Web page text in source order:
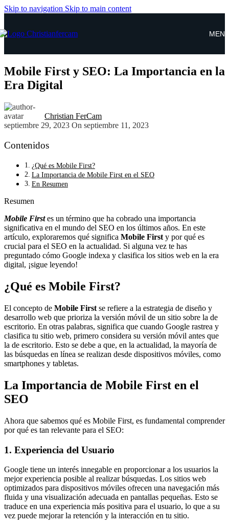
Skip to navigation Skip to main content
Mobile First y SEO: La Importancia en la
Era Digital
Christian FerCam
septiembre 29, 2023 On septiembre 11, 2023
Contenidos
¿Qué es Mobile First?
La Importancia de Mobile First en el SEO
En Resumen
Resumen
Mobile Firstes un término que ha cobrado una importancia
significativa en el mundo del SEO en los últimos años. En este
artículo, exploraremos qué significa Mobile First y por qué es
crucial para el SEO en la actualidad. Si alguna vez te has
preguntado cómo Google indexa y clasifica los sitios web en la era
digital, ¡sigue leyendo!
¿Qué es Mobile First?
El concepto de Mobile First se refiere a la estrategia de diseño y
desarrollo web que prioriza la versión móvil de un sitio sobre la de
escritorio. En otras palabras, significa que cuando Google rastrea y
clasifica tu sitio web, primero considera su versión móvil antes que
la de escritorio. Esto se debe a que, en la actualidad, la mayoría de
las búsquedas en línea se realizan desde dispositivos móviles, como
smartphones y tabletas.
La Importancia de Mobile First en el
SEO
Ahora que sabemos qué es Mobile First, es fundamental comprender
por qué es tan relevante para el SEO:
1. Experiencia del Usuario
Google tiene un interés innegable en proporcionar a los usuarios la
mejor experiencia posible al realizar búsquedas. Los sitios web
optimizados para dispositivos móviles ofrecen una navegación más
fluida y una visualización adecuada en pantallas pequeñas. Esto se
traduce en una experiencia más positiva para el usuario, lo que a su
vez puede mejorar la retención y la interacción en tu sitio.